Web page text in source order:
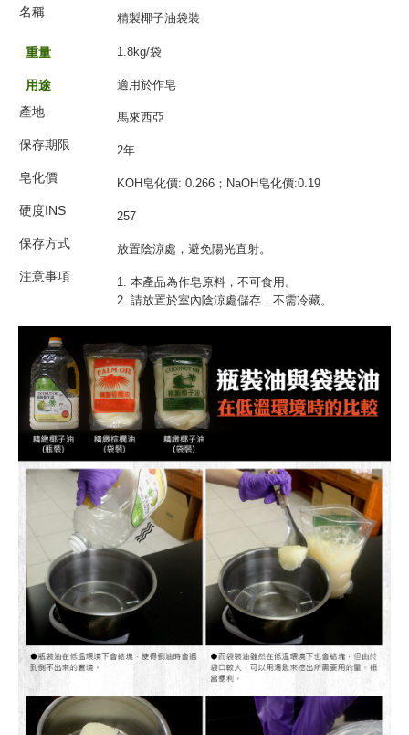
名稱 精製椰子油袋裝
重量 1.8kg/袋
用途 適用於作皂
產地 馬來西亞
保存期限 2年
皂化價 KOH皂化價: 0.266 ； NaOH皂化價:0.19
硬度INS 257
保存方式 放置陰涼處，避免陽光直射。
注意事項
1. 本產品為作皂原料，不可食用。
2. 請放置於室內陰涼處儲存，不需冷藏。